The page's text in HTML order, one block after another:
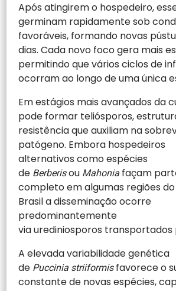
Após atingirem o hospedeiro,
germinam rapidamente sob
favoráveis, formando novas
dias. Cada novo foco gera mais
permitindo que vários ciclos de
ocorram ao longo de uma única
Em estágios mais avançados da
pode formar teliósporos,
resistência que auxiliam na
patógeno. Embora hospedeiros
alternativos como espécies
de Berberisou Mahonia façam
completo em algumas regiões
Brasil a disseminação ocorre
predominantemente
via urediniosporos transportados
A elevada variabilidade genética
de Puccinia striiformisfavorece o
constante de novas espécies,